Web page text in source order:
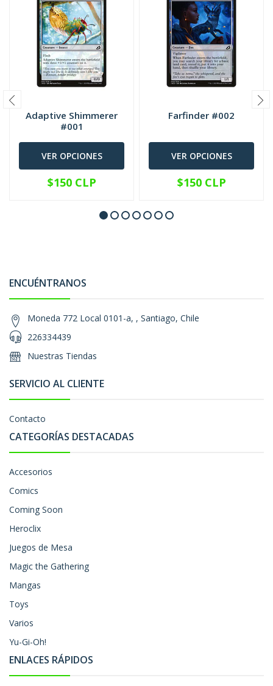
Adaptive Shimmerer
#001
VER OPCIONES
$150 CLP
Farfinder #002
VER OPCIONES
$150 CLP
ENCUÉNTRANOS
Moneda 772 Local 0101-a, , Santiago, Chile
226334439
Nuestras Tiendas
SERVICIO AL CLIENTE
Contacto
CATEGORÍAS DESTACADAS
Accesorios
Comics
Coming Soon
Heroclix
Juegos de Mesa
Magic the Gathering
Mangas
Toys
Varios
Yu-Gi-Oh!
ENLACES RÁPIDOS